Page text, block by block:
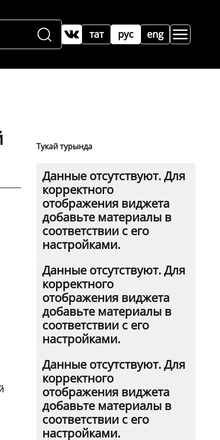
рус
тат eng
Тукай турында
Данные отсутствуют. Для
корректного
отображения виджета
добавьте материалы в
соответствии с его
настройками.
Данные отсутствуют. Для
корректного
отображения виджета
добавьте материалы в
соответствии с его
настройками.
Данные отсутствуют. Для
корректного
отображения виджета
добавьте материалы в
соответствии с его
настройками.